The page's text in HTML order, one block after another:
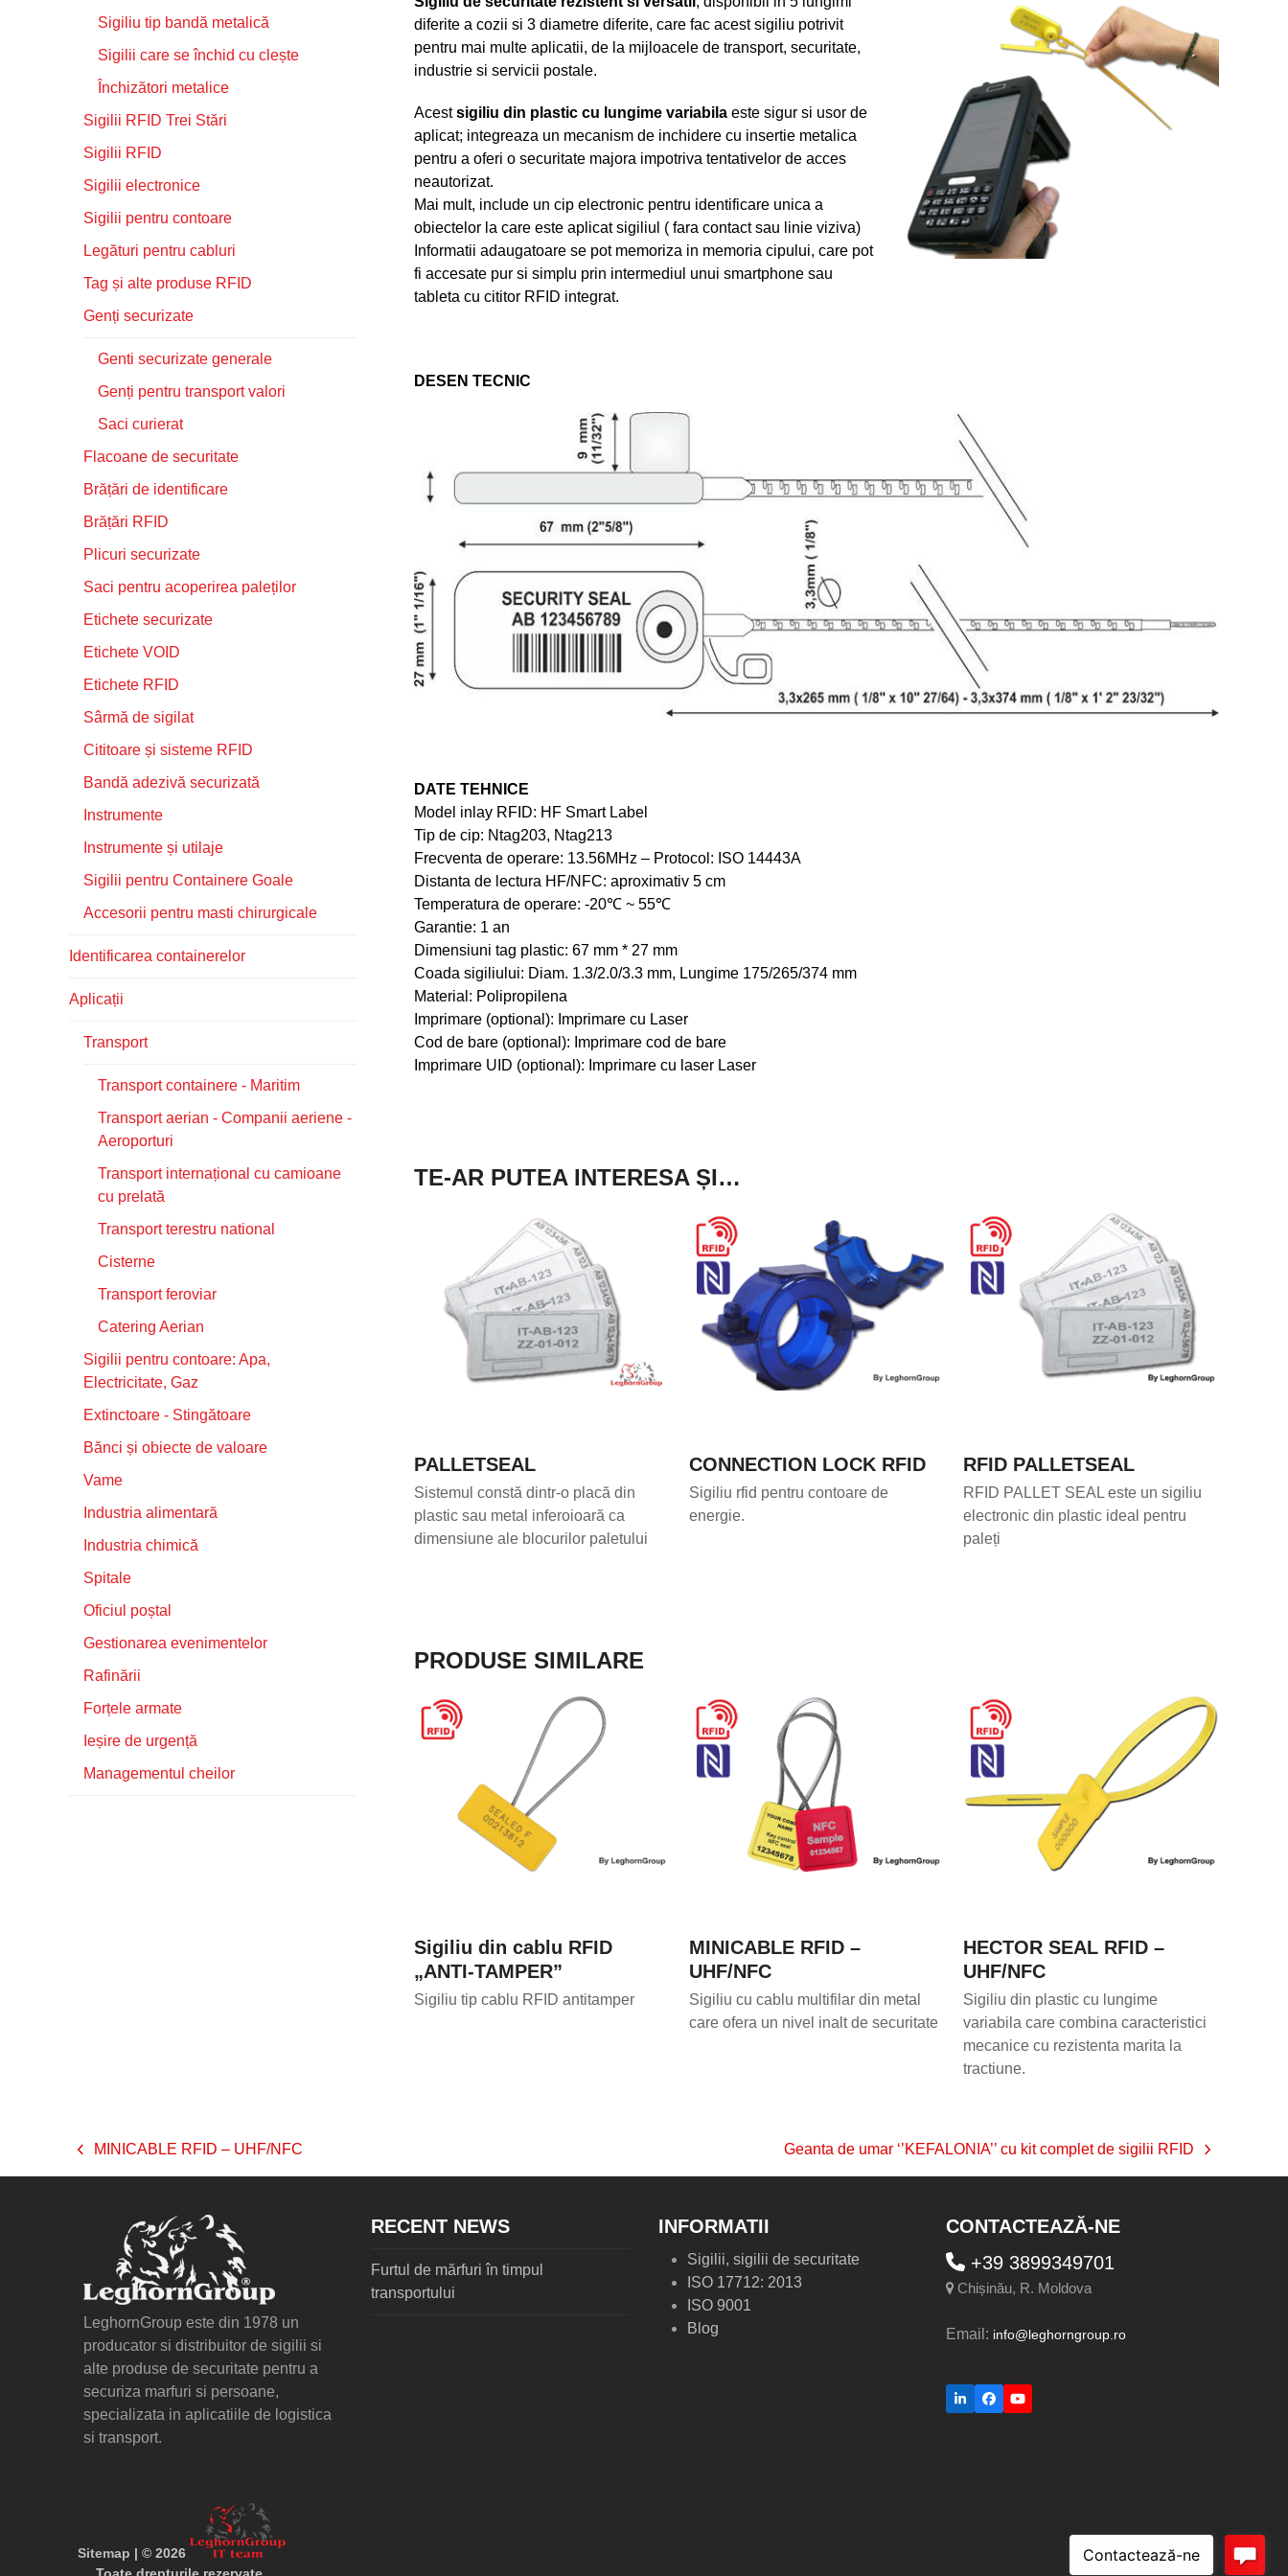
diferite a cozii si 3 diametre diferite, care fac acest sigiliu potrivit
pentru mai multe aplicatii, de la mijloacele de transport, securitate,
industrie si servicii postale.
Acestsigiliu din plastic cu lungime variabila este sigur si usor de
aplicat; integreaza un mecanism de inchidere cu insertie metalica
pentru a oferi o securitate majora impotriva tentativelor de acces
neautorizat.
Mai mult, include un cip electronic pentru identificare unica a
obiectelor la care este aplicat sigiliul ( fara contact sau linie viziva)
Informatii adaugatoare se pot memoriza in memoria cipului, care pot
fi accesate pur si simplu prin intermediul unui smartphone sau
tableta cu cititor RFID integrat.
DESEN TECNIC
DATE TEHNICE
Model inlay RFID: HF Smart Label
Tip de cip: Ntag203, Ntag213
Frecventa de operare: 13.56MHz – Protocol: ISO 14443A
Distanta de lectura HF/NFC: aproximativ 5 cm
Temperatura de operare: -20℃ ~ 55℃
Garantie: 1 an
Dimensiuni tag plastic: 67 mm * 27 mm
Coada sigiliului: Diam. 1.3/2.0/3.3 mm, Lungime 175/265/374 mm
Material: Polipropilena
Imprimare (optional): Imprimare cu Laser
Cod de bare (optional): Imprimare cod de bare
Imprimare UID (optional): Imprimare cu laser Laser
TE-AR PUTEA INTERESA ȘI…
PALLETSEAL
Sistemul constă dintr-o placă din
plastic sau metal inferoioară ca
dimensiune ale blocurilor paletului
CONNECTION LOCK RFID
Sigiliu rfid pentru contoare de
energie.
RFID PALLETSEAL
RFID PALLET SEAL este un sigiliu
electronic din plastic ideal pentru
paleți
PRODUSE SIMILARE
Sigiliu din cablu RFID
„ANTI-TAMPER”
Sigiliu tip cablu RFID antitamper
MINICABLE RFID –
UHF/NFC
Sigiliu cu cablu multifilar din metal
care ofera un nivel inalt de securitate
HECTOR SEAL RFID –
UHF/NFC
Sigiliu din plastic cu lungime
variabila care combina caracteristici
mecanice cu rezistenta marita la
tractiune.
Sigiliu tip bandă metalică
Sigilii care se închid cu clește
Închizători metalice
Sigilii RFID Trei Stări
Sigilii RFID
Sigilii electronice
Sigilii pentru contoare
Legături pentru cabluri
Tag și alte produse RFID
Genți securizate
Genti securizate generale
Genți pentru transport valori
Saci curierat
Flacoane de securitate
Brățări de identificare
Brățări RFID
Plicuri securizate
Saci pentru acoperirea paleților
Etichete securizate
Etichete VOID
Etichete RFID
Sârmă de sigilat
Cititoare și sisteme RFID
Bandă adezivă securizată
Instrumente
Instrumente și utilaje
Sigilii pentru Containere Goale
Accesorii pentru masti chirurgicale
Identificarea containerelor
Aplicații
Transport
Transport containere - Maritim
Transport aerian - Companii aeriene -
Aeroporturi
Transport internațional cu camioane
cu prelată
Transport terestru national
Cisterne
Transport feroviar
Catering Aerian
Sigilii pentru contoare: Apa,
Electricitate, Gaz
Extinctoare - Stingătoare
Bănci și obiecte de valoare
Vame
Industria alimentară
Industria chimică
Spitale
Oficiul poștal
Gestionarea evenimentelor
Rafinării
Forțele armate
Ieșire de urgență
Managementul cheilor
previous
post:
MINICABLE RFID – UHF/NFC
next
post:
Geanta de umar ‘’KEFALONIA’’ cu kit complet de sigilii RFID
LeghornGroup este din 1978 un
producator si distribuitor de sigilii si
alte produse de securitate pentru a
securiza marfuri si persoane,
specializata in aplicatiile de logistica
si transport.
RECENT NEWS
Furtul de mărfuri în timpul
transportului
INFORMATII
Sigilii, sigilii de securitate
ISO 17712: 2013
ISO 9001
Blog
CONTACTEAZĂ-NE
+39 3899349701
Chișinău, R. Moldova
Email: info@leghorngroup.ro
LinkedInFacebookYouTube
Sitemap | © 2026
Toate drepturile rezervate.